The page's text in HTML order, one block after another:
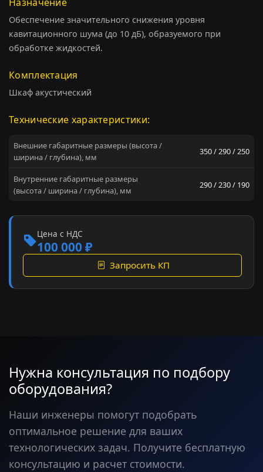
Обеспечение значительного снижения уровня
кавитационного шума (до 10 дБ), образуемого при
обработке жидкостей.
Комплектация
Шкаф акустический
Технические характеристики:
Внешние габаритные размеры (высота /
ширина / глубина), мм
350 / 290 / 250
Внутренние габаритные размеры
(высота / ширина / глубина), мм
290 / 230 / 190
Цена с НДС
100 000 ₽
Запросить КП
Нужна консультация по подбору
оборудования?
Наши инженеры помогут подобрать
оптимальное решение для ваших
технологических задач. Получите бесплатную
консультацию и расчет стоимости.